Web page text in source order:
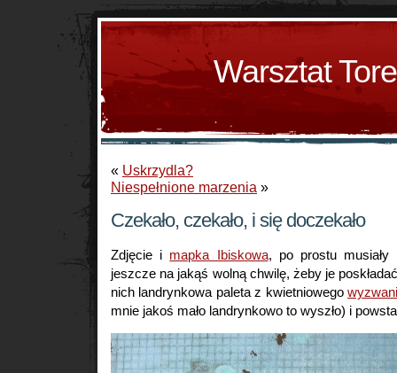
Warsztat
« Uskrzydla?
Niespełnione marzenia »
Czekało, czekało, i się doczekało
Zdjęcie i mapka Ibiskowa, po prostu
jeszcze na jakąś wolną chwilę, żeby je
nich landrynkowa paleta z kwietniowego
mnie jakoś mało landrynkowo to wyszło) i